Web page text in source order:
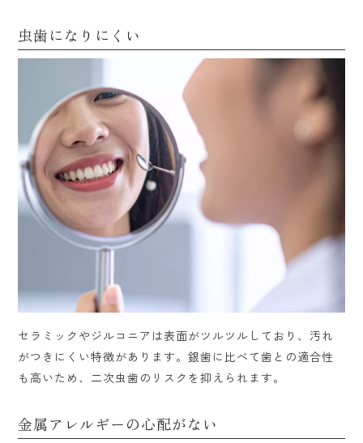
虫歯になりにくい
セラミックやジルコニアは表面がツルツルしており、汚れ
がつきにくい特徴があります。銀歯に比べて歯との適合性
も高いため、二次虫歯のリスクを抑えられます。
金属アレルギーの心配がない